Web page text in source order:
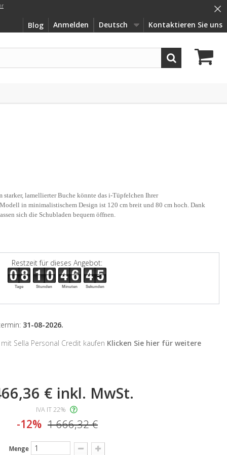
Kontaktieren Sie uns
Deutsch
Anmelden
Blog
×
starker, lamellierter Buche könnte das i-Tüpfelchen Ihrer
in minimalistischem Design ist 120 cm breit und 80 cm hoch. Dank
sich die Schubladen bequem öffnen.
Restzeit für dieses Angebot:
Tage Stunden Minuten Sekunden
31-08-2026.
Sella Personal Credit kaufen Klicken Sie hier für weitere
€ inkl. MwSt.
IVA IT 22%
-12% 1 666,32 €
Menge